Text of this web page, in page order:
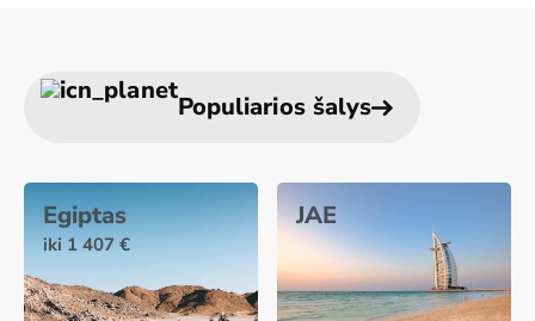
Populiarios šalys
Egiptas
iki 1 407 €
JAE